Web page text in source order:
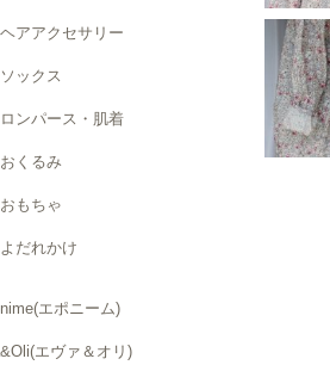
アアクセサリー
ックス
ンパース・肌着
くるみ
もちゃ
だれかけ
エポニーム)
エヴァ＆オリ)